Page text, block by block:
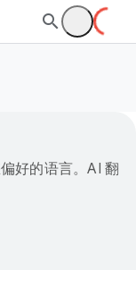
好的语言。AI 翻